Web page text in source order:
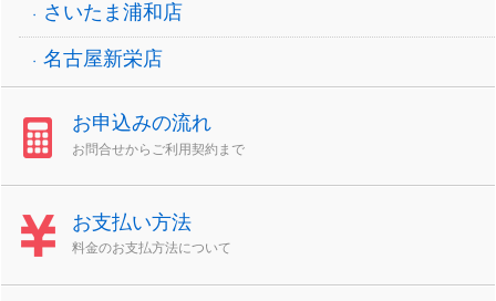
さいたま浦和店
名古屋新栄店
お申込みの流れ
お問合せからご利用契約まで
お支払い方法
料金のお支払方法について